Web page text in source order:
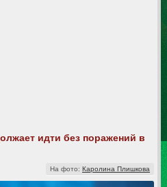
идти без поражений в
На фото:Каролина Плишкова